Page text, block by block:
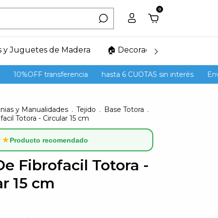
0
y Juguetes de Madera 🏠 Decoración del Hogar
transferencia hasta 6 CUOTAS sin interés Envíos
y Manualidades . Tejido . Base Totora .
Totora - Circular 15 cm
Producto recomendado
Fibrofacil Totora -
15 cm